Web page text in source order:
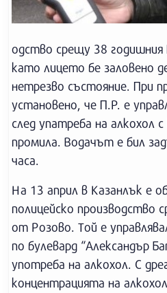
одство срещу 38
като лицето бе заловено
нетрезво състояние. При
установено, че П.Р. е
след упатреба на алкохол
промила. Водачът е бил
часа.
На 13 април в Казанлък е
полицейско производство
от Розово. Той е
по булевард “Александър
употреба на алкохол. С
концентрацията на